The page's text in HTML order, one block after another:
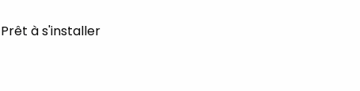
Prêt à s'installer